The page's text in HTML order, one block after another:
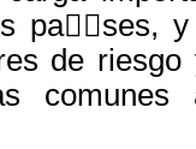
pa￿￿ses,
de
comunes